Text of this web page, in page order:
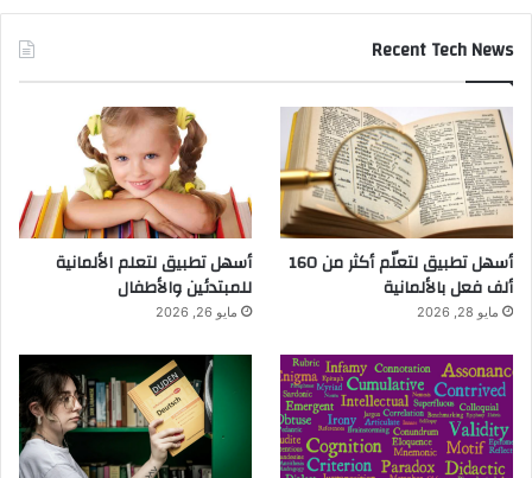
Recent Tech News
أسهل تطبيق لتعلّم أكثر من 160
ألف فعل بالألمانية
مايو 28, 2026
أسهل تطبيق لتعلم الألمانية
للمبتدئين والأطفال
مايو 26, 2026